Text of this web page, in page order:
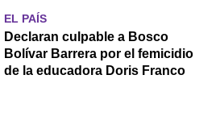
EL PAÍS
Declaran culpable a Bosco
Bolívar Barrera por el femicidio
de la educadora Doris Franco